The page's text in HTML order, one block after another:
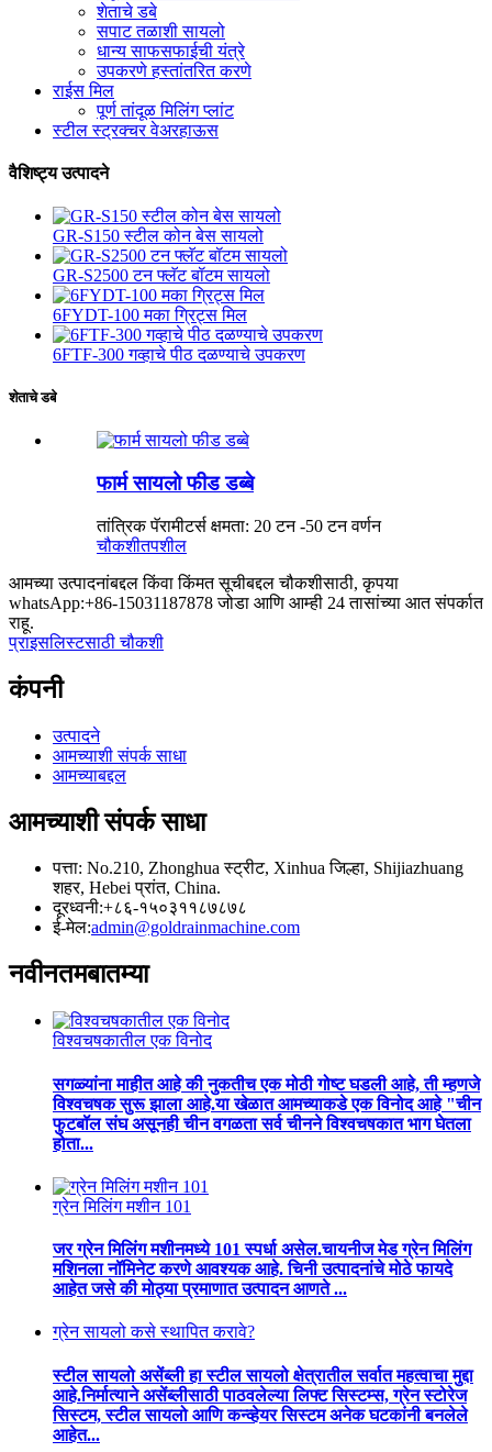
शेताचे डबे
सपाट तळाशी सायलो
धान्य साफसफाईची यंत्रे
उपकरणे हस्तांतरित करणे
राईस मिल
पूर्ण तांदूळ मिलिंग प्लांट
स्टील स्ट्रक्चर वेअरहाऊस
वैशिष्ट्य उत्पादने
GR-S150 स्टील कोन बेस सायलो
GR-S2500 टन फ्लॅट बॉटम सायलो
6FYDT-100 मका ग्रिट्स मिल
6FTF-300 गव्हाचे पीठ दळण्याचे उपकरण
शेताचे डबे
फार्म सायलो फीड डब्बे
तांत्रिक पॅरामीटर्स क्षमता: 20 टन -50 टन वर्णन
चौकशीतपशील
आमच्या उत्पादनांबद्दल किंवा किंमत सूचीबद्दल चौकशीसाठी, कृपया
whatsApp:+86-15031187878 जोडा आणि आम्ही 24 तासांच्या आत संपर्कात
राहू.
प्राइसलिस्टसाठी चौकशी
कंपनी
उत्पादने
आमच्याशी संपर्क साधा
आमच्याबद्दल
आमच्याशी संपर्क साधा
पत्ता: No.210, Zhonghua स्ट्रीट, Xinhua जिल्हा, Shijiazhuang
शहर, Hebei प्रांत, China.
दूरध्वनी:+८६-१५०३११८७८७८
ई-मेल:admin@goldrainmachine.com
नवीनतमबातम्या
विश्वचषकातील एक विनोद
सगळ्यांना माहीत आहे की नुकतीच एक मोठी गोष्ट घडली आहे, ती म्हणजे
विश्वचषक सुरू झाला आहे.या खेळात आमच्याकडे एक विनोद आहे "चीन
फुटबॉल संघ असूनही चीन वगळता सर्व चीनने विश्वचषकात भाग घेतला
होता...
ग्रेन मिलिंग मशीन 101
जर ग्रेन मिलिंग मशीनमध्ये 101 स्पर्धा असेल.चायनीज मेड ग्रेन मिलिंग
मशिनला नॉमिनेट करणे आवश्यक आहे. चिनी उत्पादनांचे मोठे फायदे
आहेत जसे की मोठ्या प्रमाणात उत्पादन आणते ...
ग्रेन सायलो कसे स्थापित करावे?
स्टील सायलो असेंब्ली हा स्टील सायलो क्षेत्रातील सर्वात महत्वाचा मुद्दा
आहे.निर्मात्याने असेंब्लीसाठी पाठवलेल्या लिफ्ट सिस्टम्स, ग्रेन स्टोरेज
सिस्टम, स्टील सायलो आणि कन्व्हेयर सिस्टम अनेक घटकांनी बनलेले
आहेत...